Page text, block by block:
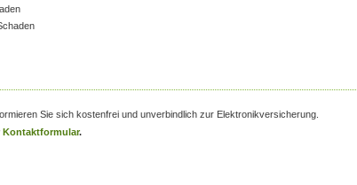
Sie sich kostenfrei und unverbindlich zur Elektronikversicherung.
Kontaktformular.